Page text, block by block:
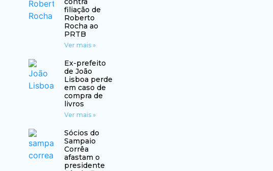
filiação de
Roberto
Rocha ao
PRTB
Ver mais »
Ex-prefeito
de João
Lisboa perde
em caso de
compra de
livros
Ver mais »
Sócios do
Sampaio
Corrêa
afastam o
presidente